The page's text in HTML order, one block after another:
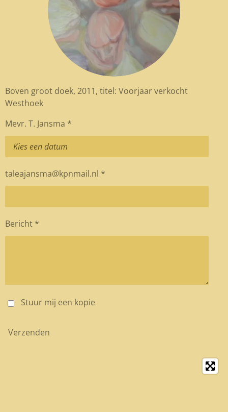
Boven groot doek, 2011, titel: Voorjaar verkocht
Westhoek
Mevr. T. Jansma *
taleajansma@kpnmail.nl *
Bericht *
Stuur mij een kopie
Verzenden